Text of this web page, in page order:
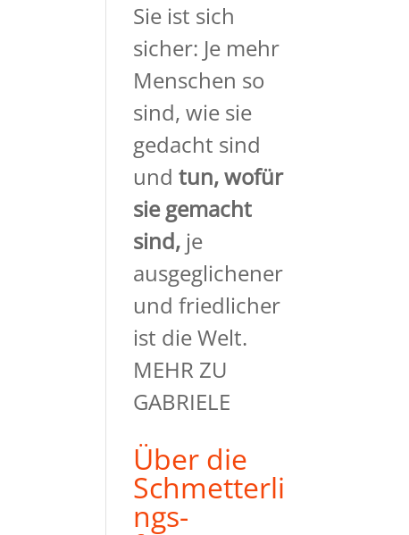
Sie ist sich
sicher: Je mehr
Menschen so
sind, wie sie
gedacht sind
undtun, wofür
sie gemacht
sind, je
ausgeglichener
und friedlicher
ist die Welt.
MEHR ZU
GABRIELE
Über die
Schmetterli
ngs-